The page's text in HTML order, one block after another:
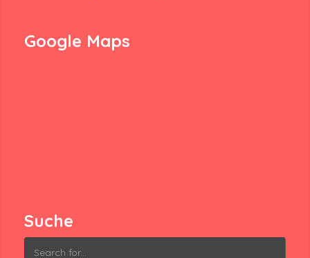
Google Maps
Suche
Search
for: